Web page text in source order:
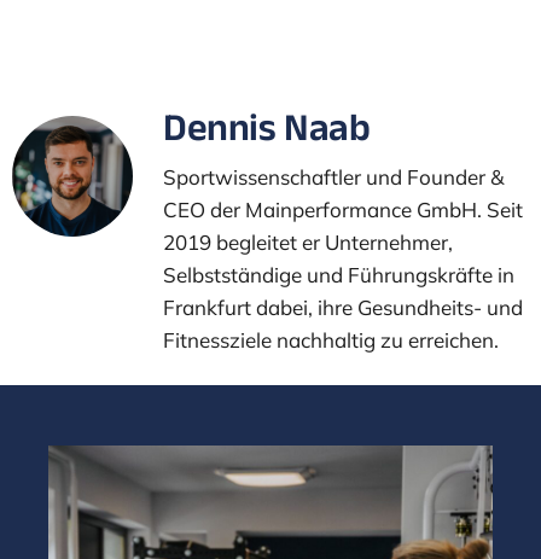
Dennis Naab
Sportwissenschaftler und Founder &
CEO der Mainperformance GmbH. Seit
2019 begleitet er Unternehmer,
Selbstständige und Führungskräfte in
Frankfurt dabei, ihre Gesundheits- und
Fitnessziele nachhaltig zu erreichen.